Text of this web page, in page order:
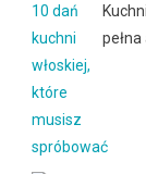
pełna